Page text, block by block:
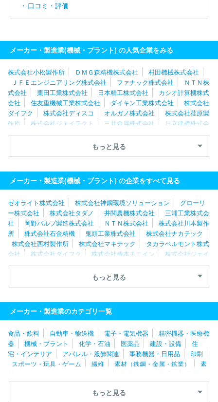
口コミ・評価
メーカー・製造業(機械・プラント) の人気企業をみる
株式会社小松製作所 ＤＭＧ森精機株式会社
村田機械株式会社
ＪＦＥエンジニアリング株式会社
ファナック株式会社
ＮＴＮ株
式会社
栗田工業株式会社 日本精工株式会社
カシオ計算機株式
会社
住友重機械工業株式会社 ダイキン工業株式会社
株式会社
ダイフク
株式会社ディスコ オルガノ株式会社
株式会社荏原製
作所
株式会社ジェイテクト 三井金属株式会社
日立建機株式会
社
住友金属鉱山株式会社 川崎重工業株式会社
ＴＨＫ株式会
グローリー株式会社
社マキタ
もっと見る
メーカー・製造業(機械・プラント) の企業をすべて見る
ゼオライト株式会社 株式会社神鋼環境ソリューション
グローリ
ー株式会社
株式会社タダノ 井関農機株式会社
三浦工業株式会
社
岡野バルブ製造株式会社 ＮＴＮ株式会社
株式会社川本製作
所
株式会社石金精機 鬼頭工業株式会社
株式会社ナカテック
株式会社西村製作所
株式会社マキテック
タカラベルモント株式
会社
株式会社ダイフク 株式会社椿本チエイン
株式会社ジェイ
テクト
フジテック株式会社 ＹＵＳＨＩＮ株式会社
株式会社マ
ダイキン工業株式会社 オーエスジー株式会社
岐阜精工株
式会社
ナベフーマック株式会社
オークマ株式会社
ヤマザキマザック株
式会社
カナデビア株式会社 新東工業株式会社
外爐工業株式会社
株式会社キトー 澁谷工業株式会社
株式会社
フジキカイ
エムケー精工株式会社 日研ツール株式会社
小倉ク
ラッチ株式会社
引地精工株式会社 ＮＩＴＴＯＫＵ株式会社
キ
ヤノン化成株式会社
株式会社タンガロイ
レオン自動機株式会社
日鉄エンジニアリング株式会社
もっと見る
メーカー・製造業のカテゴリ一覧
食品・飲料 自動車・輸送機 電子・電気機器
精密機器・医療機
器
機械・プラント 化学・石油 医薬品 建設・設備
住
宅・インテリア
アパレル・服飾関連 事務機器・日用品
印刷
スポーツ・玩具・ゲーム
繊維 素材（鉄鋼・金属・鉱業）
素
材（ゴム・ガラス・セラミックス）
素材（紙・パルプ）
素材
（その他）
農林・水産 たばこ・飼料 その他
もっと見る